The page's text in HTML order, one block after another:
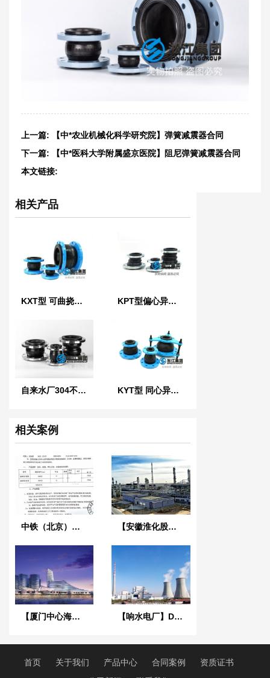
上一篇:
【中*农业机械化科学研究院】弹簧减震器合同
下一篇:
【中*医科大学附属盛京医院】阻尼弹簧减震器合同
本文链接:
相关产品
KXT型 可曲挠橡胶接头 KPT型偏心异径橡胶接头
自来水厂304不锈钢橡胶管接头 KYT型 同心异径橡胶接头
相关案例
中铁（北京）商务广场项目波纹补偿器合同扫描件 【安徽淮化股份有限公司】采用淞江翻边橡胶接头
【厦门中心海水源能源站项目】橡胶接头合同 【响水电厂】DN2200耐高温橡胶膨胀节淞江合同案例
首页 关于我们 产品中心 合同案例
资质证书